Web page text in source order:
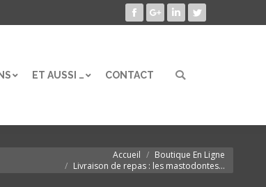
Facebook
Google+LinkedInTwitter
ET AUSSI … CONTACT Search:
Accueil
Boutique En Ligne
Livraison de repas : les mastodontes…